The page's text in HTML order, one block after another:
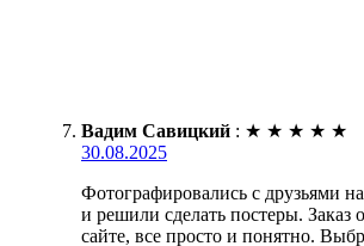
Вадим Савицкий : ★ ★ ★ ★ ★
30.08.2025
Фотографировались с друзьями
и решили сделать постеры. Заказ
сайте, все просто и понятно.